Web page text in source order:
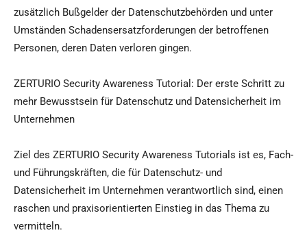
zusätzlich Bußgelder der Datenschutzbehörden und unter
Umständen Schadensersatzforderungen der betroffenen
Personen, deren Daten verloren gingen.
ZERTURIO Security Awareness Tutorial: Der erste Schritt zu
mehr Bewusstsein für Datenschutz und Datensicherheit im
Unternehmen
Ziel des ZERTURIO Security Awareness Tutorials ist es, Fach-
und Führungskräften, die für Datenschutz- und
Datensicherheit im Unternehmen verantwortlich sind, einen
raschen und praxisorientierten Einstieg in das Thema zu
vermitteln.